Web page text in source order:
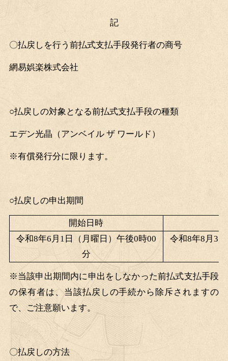
記
〇払戻しを行う前払式支払手段発行者の商号
網易娯楽株式会社
○払戻しの対象となる前払式支払手段の種類
エデン光晶（アンベイル ザ ワールド）
※有償発行分に限ります。
○払戻しの申出期間
開始日時
令和8年6月1日（月曜日）午後0時00
分
令和8年8月31
※当該申出期間内に申出をしなかった前払式支払手段
の保有者は、当該払戻しの手続から除斥されますの
で、ご注意願います。
〇払戻しの方法